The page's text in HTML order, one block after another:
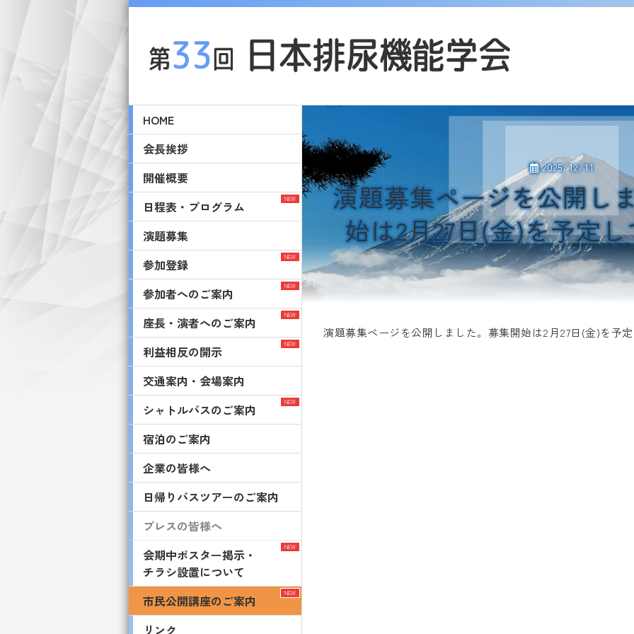
HOME
会長挨拶
開催概要
日程表・プログラム
演題募集
参加登録
参加者へのご案内
座長・演者へのご案内
利益相反の開示
交通案内・会場案内
シャトルバスのご案内
宿泊のご案内
企業の皆様へ
日帰りバスツアーのご案内
プレスの皆様へ
会期中ポスター掲示・
チラシ設置について
市民公開講座のご案内
リンク
2025/12/11
演題募集ページを公開し
始は2月27日(金)を予定し
演題募集ページを公開しました。募集開始は2月27日(金)を予定